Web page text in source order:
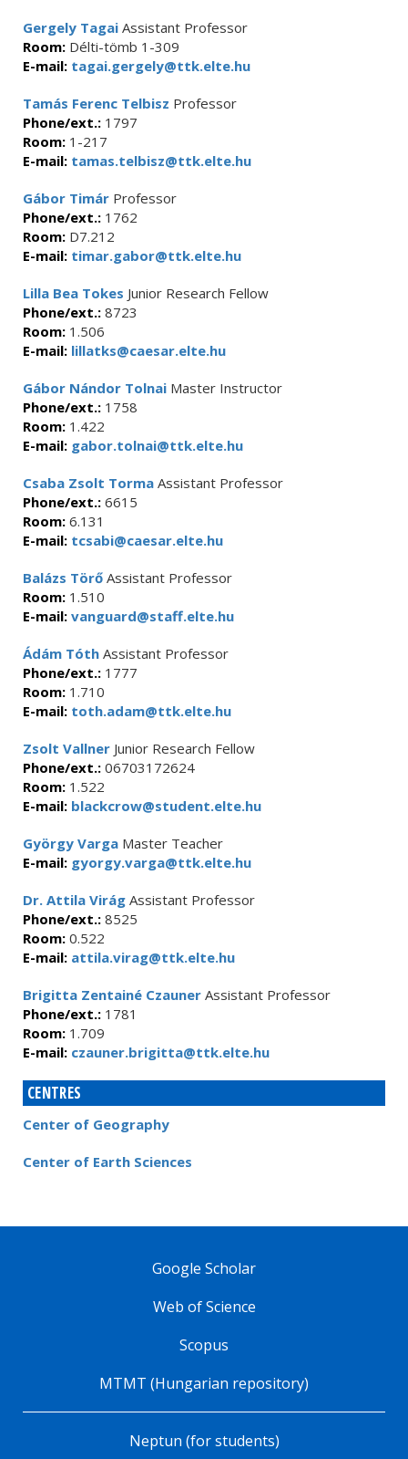
Gergely Tagai Assistant Professor
Room: Délti-tömb 1-309
E-mail: tagai.gergely@ttk.elte.hu
Tamás Ferenc Telbisz Professor
Phone/ext.: 1797
Room: 1-217
E-mail: tamas.telbisz@ttk.elte.hu
Gábor Timár Professor
Phone/ext.: 1762
Room: D7.212
E-mail: timar.gabor@ttk.elte.hu
Lilla Bea Tokes Junior Research Fellow
Phone/ext.: 8723
Room: 1.506
E-mail: lillatks@caesar.elte.hu
Gábor Nándor Tolnai Master Instructor
Phone/ext.: 1758
Room: 1.422
E-mail: gabor.tolnai@ttk.elte.hu
Csaba Zsolt Torma Assistant Professor
Phone/ext.: 6615
Room: 6.131
E-mail: tcsabi@caesar.elte.hu
Balázs Törő Assistant Professor
Room: 1.510
E-mail: vanguard@staff.elte.hu
Ádám Tóth Assistant Professor
Phone/ext.: 1777
Room: 1.710
E-mail: toth.adam@ttk.elte.hu
Zsolt Vallner Junior Research Fellow
Phone/ext.: 06703172624
Room: 1.522
E-mail: blackcrow@student.elte.hu
György Varga Master Teacher
E-mail: gyorgy.varga@ttk.elte.hu
Dr. Attila Virág Assistant Professor
Phone/ext.: 8525
Room: 0.522
E-mail: attila.virag@ttk.elte.hu
Brigitta Zentainé Czauner Assistant Professor
Phone/ext.: 1781
Room: 1.709
E-mail: czauner.brigitta@ttk.elte.hu
CENTRES
Center of Geography
Center of Earth Sciences
Google Scholar
Web of Science
Scopus
MTMT (Hungarian repository)
Neptun (for students)